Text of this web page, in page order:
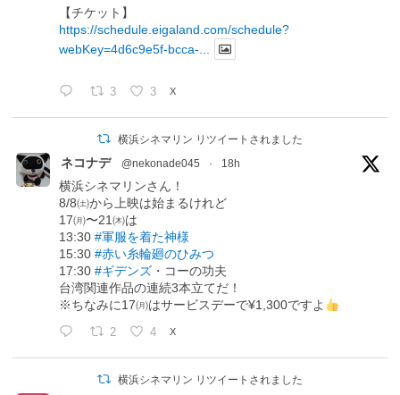
【チケット】
https://schedule.eigaland.com/schedule?
webKey=4d6c9e5f-bcca-...
3 3 X
横浜シネマリン リツイートされました
ネコナデ @nekonade045 · 18h
横浜シネマリンさん！
8/8㈯から上映は始まるけれど
17㈪〜21㈭は
13:30#軍服を着た神様
15:30#赤い糸輪廻のひみつ
17:30#ギデンズ ・コーの功夫
台湾関連作品の連続3本立てだ！
※ちなみに17㈪はサービスデーで¥1,300ですよ
2 4 X
横浜シネマリン リツイートされました